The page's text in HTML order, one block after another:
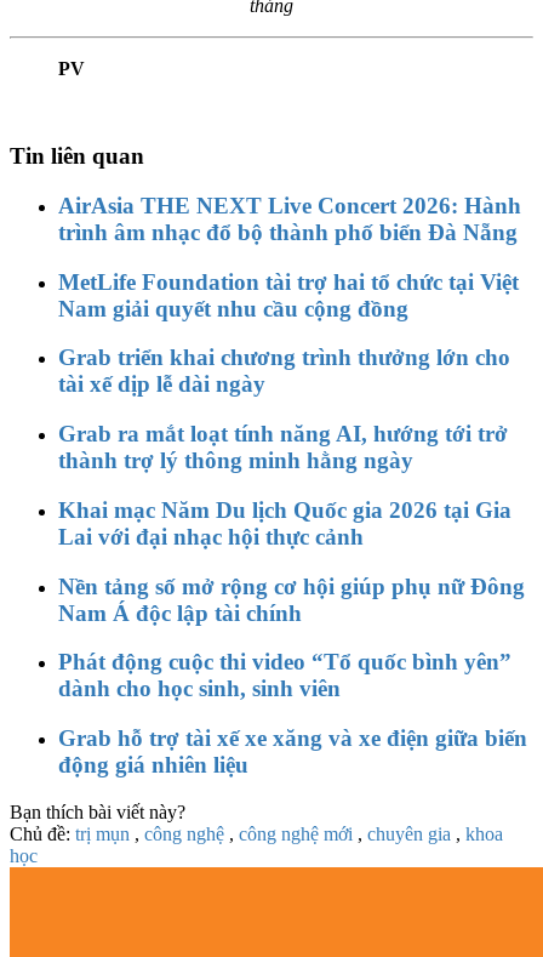
tháng
PV
Tin liên quan
AirAsia THE NEXT Live Concert 2026: Hành
trình âm nhạc đổ bộ thành phố biển Đà Nẵng
MetLife Foundation tài trợ hai tổ chức tại Việt
Nam giải quyết nhu cầu cộng đồng
Grab triển khai chương trình thưởng lớn cho
tài xế dịp lễ dài ngày
Grab ra mắt loạt tính năng AI, hướng tới trở
thành trợ lý thông minh hằng ngày
Khai mạc Năm Du lịch Quốc gia 2026 tại Gia
Lai với đại nhạc hội thực cảnh
Nền tảng số mở rộng cơ hội giúp phụ nữ Đông
Nam Á độc lập tài chính
Phát động cuộc thi video “Tổ quốc bình yên”
dành cho học sinh, sinh viên
Grab hỗ trợ tài xế xe xăng và xe điện giữa biến
động giá nhiên liệu
Bạn thích bài viết này?
Chủ đề: trị mụn , công nghệ , công nghệ mới , chuyên gia , khoa
học